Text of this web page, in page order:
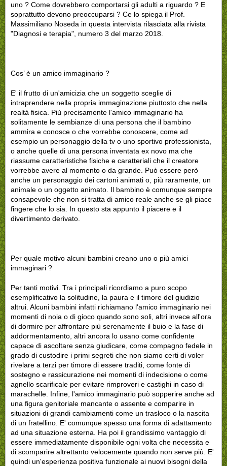
uno ? Come dovrebbero comportarsi gli adulti a riguardo ? E
soprattutto devono preoccuparsi ? Ce lo spiega il Prof.
Massimiliano Noseda in questa intervista rilasciata alla rivista
"Diagnosi e terapia", numero 3 del marzo 2018.
Cos’ è un amico immaginario ?
E' il frutto di un'amicizia che un soggetto sceglie di
intraprendere nella propria immaginazione piuttosto che nella
realtà fisica. Più precisamente l'amico immaginario ha
solitamente le sembianze di una persona che il bambino
ammira e conosce o che vorrebbe conoscere, come ad
esempio un personaggio della tv o uno sportivo professionista,
o anche quelle di una persona inventata ex novo ma che
riassume caratteristiche fisiche e caratteriali che il creatore
vorrebbe avere al momento o da grande. Può essere però
anche un personaggio dei cartoni animati o, più raramente, un
animale o un oggetto animato. Il bambino è comunque sempre
consapevole che non si tratta di amico reale anche se gli piace
fingere che lo sia. In questo sta appunto il piacere e il
divertimento derivato.
Per quale motivo alcuni bambini creano uno o più amici
immaginari ?
Per tanti motivi. Tra i principali ricordiamo a puro scopo
esemplificativo la solitudine, la paura e il timore del giudizio
altrui. Alcuni bambini infatti richiamano l'amico immaginario nei
momenti di noia o di gioco quando sono soli, altri invece all'ora
di dormire per affrontare più serenamente il buio e la fase di
addormentamento, altri ancora lo usano come confidente
capace di ascoltare senza giudicare, come compagno fedele in
grado di custodire i primi segreti che non siamo certi di voler
rivelare a terzi per timore di essere traditi, come fonte di
sostegno e rassicurazione nei momenti di indecisione o come
agnello scarificale per evitare rimproveri e castighi in caso di
marachelle. Infine, l'amico immaginario può sopperire anche ad
una figura genitoriale mancante o assente e comparire in
situazioni di grandi cambiamenti come un trasloco o la nascita
di un fratellino. E' comunque spesso una forma di adattamento
ad una situazione esterna. Ha poi il grandissimo vantaggio di
essere immediatamente disponibile ogni volta che necessita e
di scomparire altrettanto velocemente quando non serve più. E'
quindi un'esperienza positiva funzionale ai nuovi bisogni della